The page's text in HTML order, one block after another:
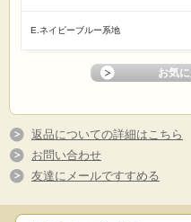
E.ネイビーブルー系地
返品についての詳細はこちら
お問い合わせ
友達にメールですすめる